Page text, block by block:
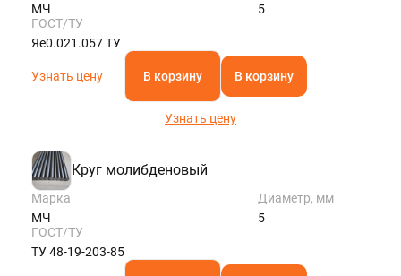
МЧ
5
ГОСТ/ТУ
Яе0.021.057 ТУ
Узнать цену В корзину В корзину
Узнать цену
Круг молибденовый
Марка
МЧ
Диаметр, мм
5
ГОСТ/ТУ
ТУ 48-19-203-85